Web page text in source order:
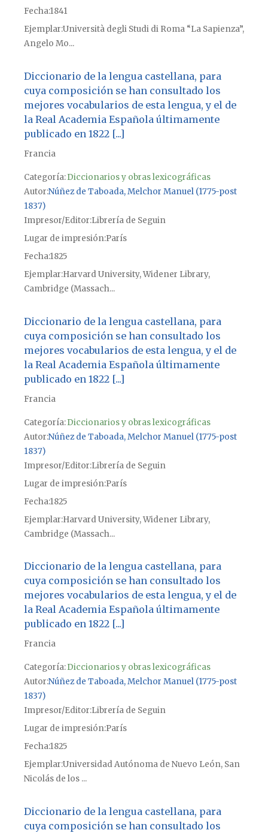
Fecha1841
Ejemplar Università degli Studi di Roma “La Sapienza”,
Angelo Mo...
Diccionario de la lengua castellana, para
cuya composición se han consultado los
mejores vocabularios de esta lengua, y el de
la Real Academia Española últimamente
publicado en 1822 [...]
Francia
Categoría:Diccionarios y obras lexicográficas
Autor Núñez de Taboada, Melchor Manuel (1775-post
1837)
Impresor/Editor Librería de Seguin
Lugar de impresiónParís
Fecha1825
Ejemplar Harvard University, Widener Library,
Cambridge (Massach...
Diccionario de la lengua castellana, para
cuya composición se han consultado los
mejores vocabularios de esta lengua, y el de
la Real Academia Española últimamente
publicado en 1822 [...]
Francia
Categoría:Diccionarios y obras lexicográficas
Autor Núñez de Taboada, Melchor Manuel (1775-post
1837)
Impresor/Editor Librería de Seguin
Lugar de impresiónParís
Fecha1825
Ejemplar Harvard University, Widener Library,
Cambridge (Massach...
Diccionario de la lengua castellana, para
cuya composición se han consultado los
mejores vocabularios de esta lengua, y el de
la Real Academia Española últimamente
publicado en 1822 [...]
Francia
Categoría:Diccionarios y obras lexicográficas
Autor Núñez de Taboada, Melchor Manuel (1775-post
1837)
Impresor/Editor Librería de Seguin
Lugar de impresiónParís
Fecha1825
Ejemplar Universidad Autónoma de Nuevo León, San
Nicolás de los ...
Diccionario de la lengua castellana, para
cuya composición se han consultado los